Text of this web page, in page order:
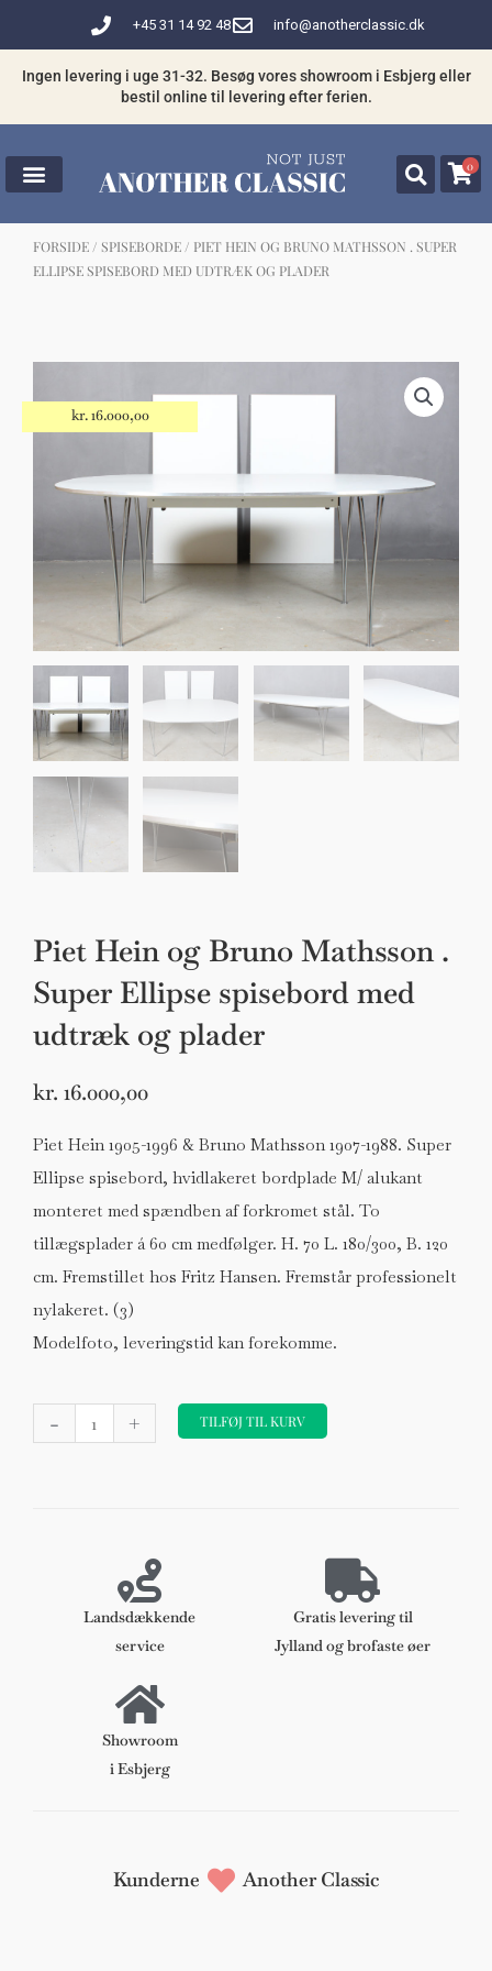
indholdet
+45 31 14 92 48 info@anotherclassic.dk
Ingen levering i uge 31-32. Besøg vores showroom i Esbjerg eller
bestil online til levering efter ferien.
0
FORSIDE / SPISEBORDE / PIET HEIN OG BRUNO MATHSSON . SUPER
ELLIPSE SPISEBORD MED UDTRÆK OG PLADER
have din interesse?
Sko til Arne Jacobsen stole
Stole
DKK 100,00
kr.16.000,00
Piet Hein og Bruno Mathsson .
Super Ellipse spisebord med
udtræk og plader
kr. 16.000,00
Piet Hein 1905-1996 & Bruno Mathsson 1907-1988. Super
Ellipse spisebord, hvidlakeret bordplade M/ alukant
monteret med spændben af forkromet stål. To
tillægsplader á 60 cm medfølger. H. 70 L. 180/300, B. 120
cm. Fremstillet hos Fritz Hansen. Fremstår professionelt
nylakeret. (3)
Modelfoto, leveringstid kan forekomme.
-
Hein
og
spisebord
+ TILFØJ TIL KURV
Landsdækkende
service
Gratis levering til
Jylland og brofaste øer
Showroom
i Esbjerg
Kunderne Another Classic